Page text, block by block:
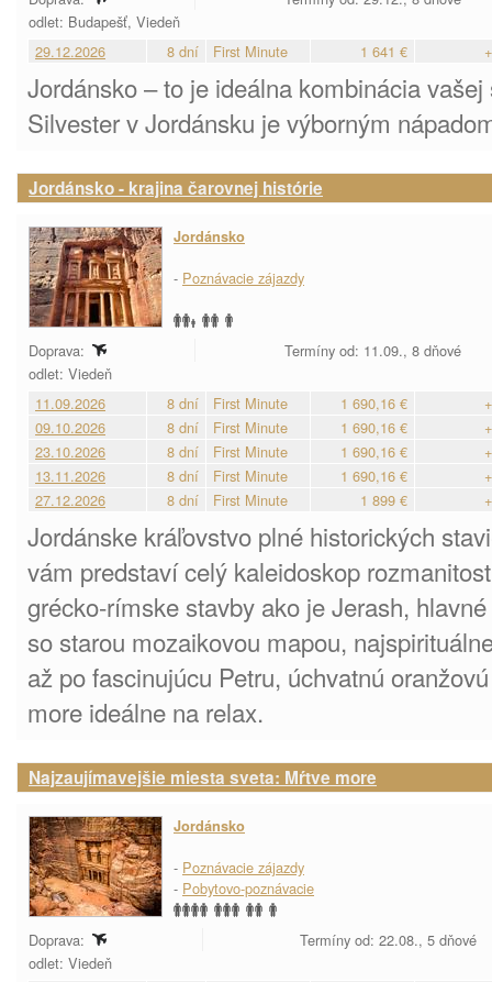
odlet: Budapešť, Viedeň
29.12.2026
8 dní First Minute 1 641 €
Jordánsko – to je ideálna kombinácia
Silvester v Jordánsku je výborným
Jordánsko - krajina čarovnej histórie
Jordánsko
- Poznávacie zájazdy
Doprava:
Termíny od: 11.09., 8 dňové
odlet: Viedeň
11.09.2026
8 dní First Minute 1 690,16 €
09.10.2026
8 dní First Minute 1 690,16 €
23.10.2026
8 dní First Minute 1 690,16 €
13.11.2026
8 dní First Minute 1 690,16 €
27.12.2026
8 dní First Minute 1 899 €
Jordánske kráľovstvo plné historických
vám predstaví celý kaleidoskop
grécko-rímske stavby ako je Jerash,
so starou mozaikovou mapou,
až po fascinujúcu Petru, úchvatnú
more ideálne na relax.
Najzaujímavejšie miesta sveta: Mŕtve more
Jordánsko
- Poznávacie zájazdy
- Pobytovo-poznávacie
Doprava:
Termíny od: 22.08., 5 dňové
odlet: Viedeň